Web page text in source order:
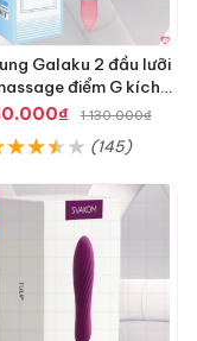
Galaku 2 đầu lưỡi
điểm G kích
cực mạnh
1.130.000₫
(145)